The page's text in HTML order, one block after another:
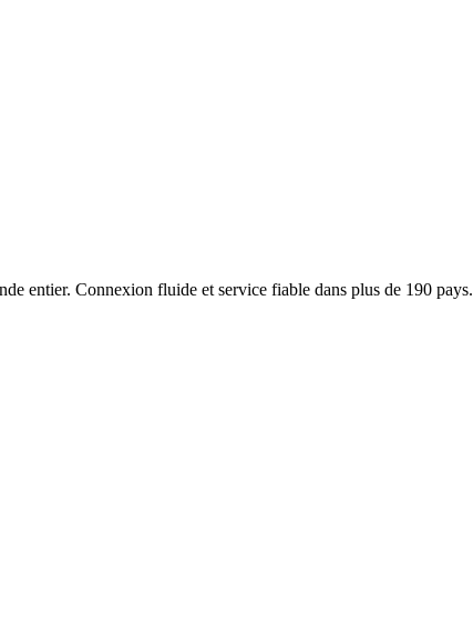
entier. Connexion fluide et service fiable dans plus de 190 pays.